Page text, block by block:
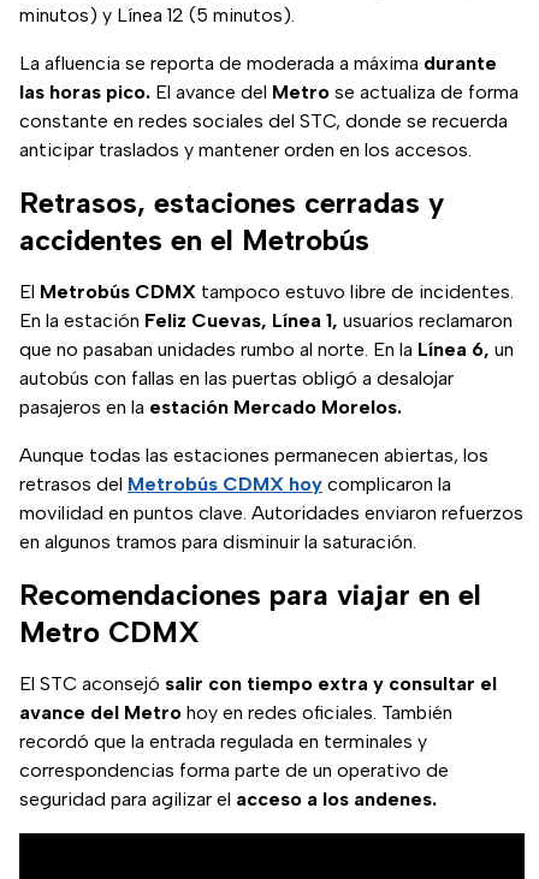
minutos) y Línea 12 (5 minutos).
La afluencia se reporta de moderada a máxima durante
las horas pico. El avance del Metro se actualiza de forma
constante en redes sociales del STC, donde se recuerda
anticipar traslados y mantener orden en los accesos.
Retrasos, estaciones cerradas y
accidentes en el Metrobús
El Metrobús CDMX tampoco estuvo libre de incidentes.
En la estación Feliz Cuevas, Línea 1, usuarios reclamaron
que no pasaban unidades rumbo al norte. En la Línea 6, un
autobús con fallas en las puertas obligó a desalojar
pasajeros en la estación Mercado Morelos.
Aunque todas las estaciones permanecen abiertas, los
retrasos del Metrobús CDMX hoy complicaron la
movilidad en puntos clave. Autoridades enviaron refuerzos
en algunos tramos para disminuir la saturación.
Recomendaciones para viajar en el
Metro CDMX
El STC aconsejó salir con tiempo extra y consultar el
avance del Metro hoy en redes oficiales. También
recordó que la entrada regulada en terminales y
correspondencias forma parte de un operativo de
seguridad para agilizar el acceso a los andenes.